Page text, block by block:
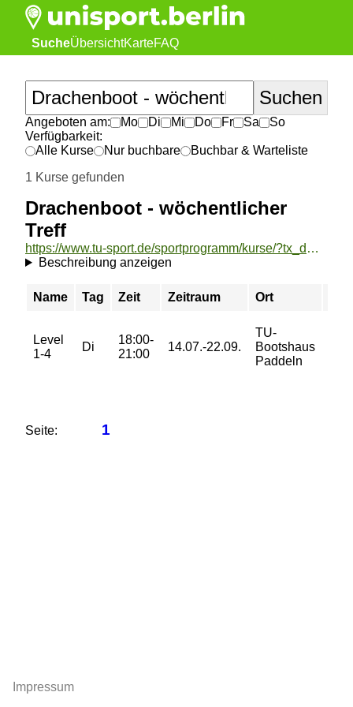
SucheÜbersichtKarteFAQ
Angeboten am: Mo Di Mi Do Fr Sa
So
Verfügbarkeit:
Alle Kurse
Nur buchbare
Buchbar & Warteliste
1 Kurse gefunden
Drachenboot - wöchentlicher
Treff
https://www.tu-sport.de/sportprogramm/kurse/?tx_dwzeh_courses%5Baction%5D=show&tx_dwzeh_courses%5BsportsDescription%5D=1722&cHash=6b914cecf25192899d14d977aa4c1dda
Beschreibung anzeigen
Name Tag Zeit Zeitraum Ort
Level
1-4
Di
18:00-
21:00
14.07.-22.09.
TU-
Bootshaus
Paddeln
Seite: 1
Impressum